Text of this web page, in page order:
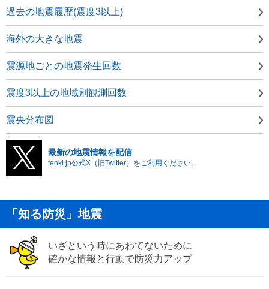
過去の地震履歴(震度3以上)
海外の大きな地震
震源地ごとの地震発生回数
震度3以上の地域別観測回数
震央分布図
最新の地震情報を配信
tenki.jp公式X（旧Twitter）をご利用ください。
「知る防災」地震
いざという時にあわてないために
確かな情報と行動で防災力アップ